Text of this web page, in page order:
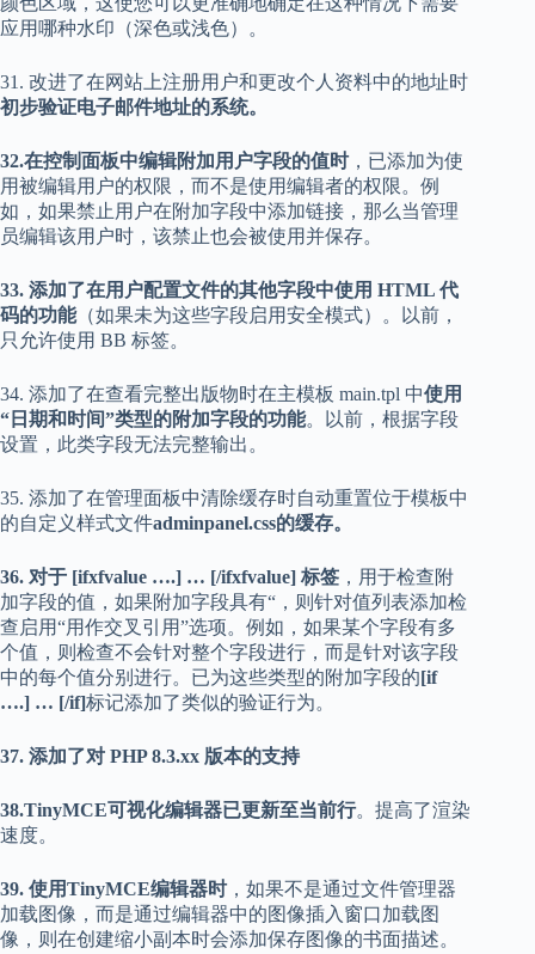
应用哪种水印（深色或浅色）。
31. 改进了在网站上注册用户和更改个人资料中的地址时
初步验证电子邮件地址的系统。
32.在控制面板中编辑附加用户字段的值时，已添加为使
用被编辑用户的权限，而不是使用编辑者的权限。例
如，如果禁止用户在附加字段中添加链接，那么当管理
员编辑该用户时，该禁止也会被使用并保存。
33. 添加了在用户配置文件的其他字段中使用 HTML 代
码的功能（如果未为这些字段启用安全模式）。以前，
只允许使用 BB 标签。
34. 添加了在查看完整出版物时在主模板 main.tpl 中使用
“日期和时间”类型的附加字段的功能。以前，根据字段
设置，此类字段无法完整输出。
35. 添加了在管理面板中清除缓存时自动重置位于模板中
的自定义样式文件adminpanel.css的缓存。
36. 对于 [ifxfvalue ….] … [/ifxfvalue] 标签 ，用于检查附
加字段的值，如果附加字段具有“，则针对值列表添加检
查启用“用作交叉引用”选项。例如，如果某个字段有多
个值，则检查不会针对整个字段进行，而是针对该字段
中的每个值分别进行。已为这些类型的附加字段的[if
….] … [/if]标记添加了类似的验证行为。
37. 添加了对 PHP 8.3.xx 版本的支持
38.TinyMCE可视化编辑器已更新至当前行。提高了渲染
速度。
39. 使用TinyMCE编辑器时，如果不是通过文件管理器
加载图像，而是通过编辑器中的图像插入窗口加载图
像，则在创建缩小副本时会添加保存图像的书面描述。